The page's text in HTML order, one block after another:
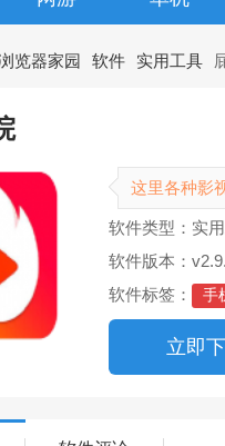
览器家园 软件 实用工具
这里各种影
软件类型：实
软件版本：
软件标签：
手
立即